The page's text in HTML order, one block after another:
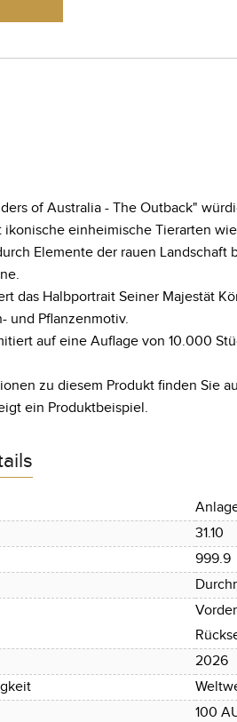
of Australia - The Outback"
ikonische einheimische Tierarten
Elemente der rauen
das Halbportrait Seiner Majestät
und Pflanzenmotiv.
auf eine Auflage von 10.000
zu diesem Produkt finden Sie
ein Produktbeispiel.
31.10
999.9
2026
100